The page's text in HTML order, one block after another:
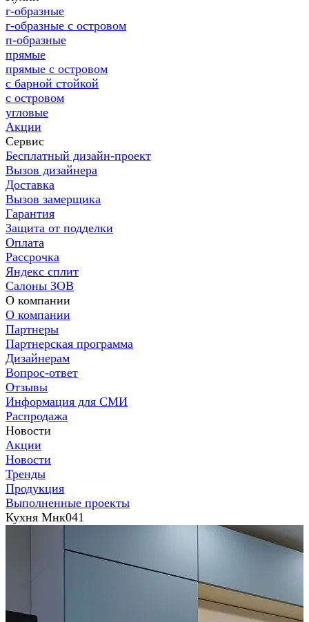
г-образные
г-образные с островом
п-образные
прямые
прямые с островом
с барной стойкой
с островом
угловые
Акции
Сервис
Бесплатный дизайн-проект
Вызов дизайнера
Доставка
Вызов замерщика
Гарантия
Защита от подделки
Оплата
Рассрочка
Яндекс сплит
Салоны ЗОВ
О компании
О компании
Партнеры
Партнерская программа
Дизайнерам
Вопрос-ответ
Отзывы
Информация для СМИ
Распродажа
Новости
Акции
Новости
Тренды
Продукция
Выполненные проекты
Кухня Мнк041